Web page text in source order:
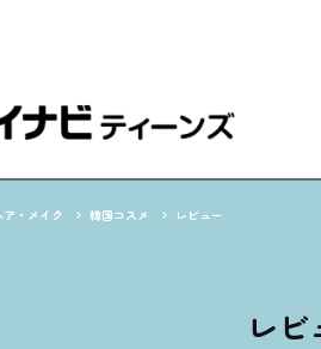
ア・メイク 韓国コスメ レビュー
レビ